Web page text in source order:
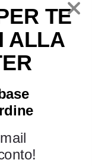
TE
ALLA